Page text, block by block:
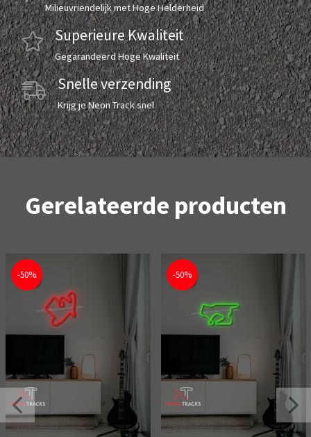
Milieuvriendelijk met Hoge Helderheid
Superieure Kwaliteit
Gegarandeerd Hoge Kwaliteit
Snelle verzending
Krijg je Neon Track snel
Gerelateerde producten
-50% -50%